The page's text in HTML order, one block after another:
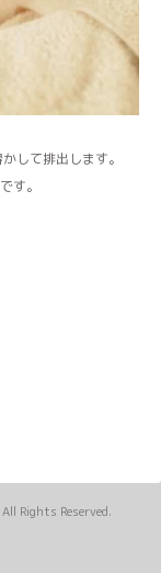
して排出します。
す。
All Rights Reserved.